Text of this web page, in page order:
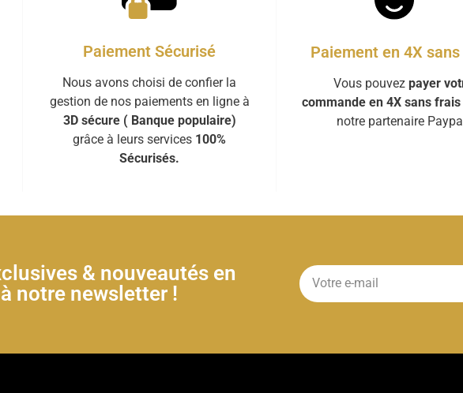
Paiement Sécurisé
Nous avons choisi de confier la
gestion de nos paiements en ligne à
3D sécure ( Banque populaire)
grâce à leurs services 100%
Sécurisés.
Paiement en 4X
Vous pouvez payer
commande en 4X sans frais
notre partenaire
& nouveautés en
notre newsletter !